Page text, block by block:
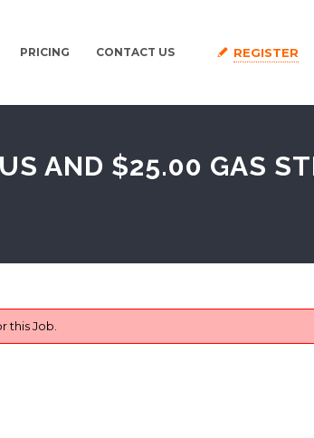
PRICING CONTACT US REGISTER
AND $25.00 GAS
this Job.